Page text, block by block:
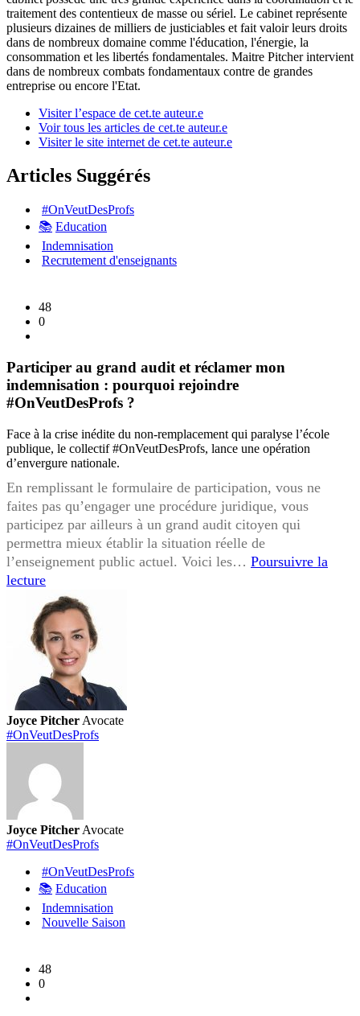
traitement des contentieux de masse ou sériel. Le cabinet représente
plusieurs dizaines de milliers de justiciables et fait valoir leurs droits
dans de nombreux domaine comme l'éducation, l'énergie, la
consommation et les libertés fondamentales. Maitre Pitcher intervient
dans de nombreux combats fondamentaux contre de grandes
entreprise ou encore l'Etat.
Visiter l’espace de cet.te auteur.e
Voir tous les articles de cet.te auteur.e
Visiter le site internet de cet.te auteur.e
Articles Suggérés
#OnVeutDesProfs
📚 Education
Indemnisation
Recrutement d'enseignants
48
0
Participer au grand audit et réclamer mon
indemnisation : pourquoi rejoindre
#OnVeutDesProfs ?
Face à la crise inédite du non-remplacement qui paralyse l’école
publique, le collectif #OnVeutDesProfs, lance une opération
d’envergure nationale.
En remplissant le formulaire de participation, vous ne
faites pas qu’engager une procédure juridique, vous
participez par ailleurs à un grand audit citoyen qui
permettra mieux établir la situation réelle de
l’enseignement public actuel. Voici les… Poursuivre la
lectureParticiper
au
grand
audit
et
réclamer
mon
indemnisation
:
pourquoi
rejoindre
#OnVeutDesProfs
Joyce Pitcher Avocate
#OnVeutDesProfs
Joyce Pitcher Avocate
#OnVeutDesProfs
#OnVeutDesProfs
📚 Education
Indemnisation
Nouvelle Saison
48
0